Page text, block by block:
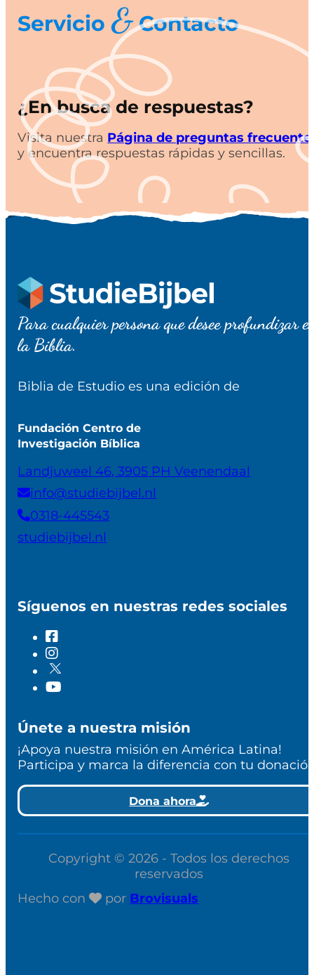
Servicio&Contacto
¿En busca de respuestas?
Visita nuestra Página de preguntas
y encuentra respuestas rápidas y sencillas.
Para cualquier persona que desee profundizar
la Biblia.
Biblia de Estudio es una edición de
Fundación Centro de
Investigación Bíblica
Landjuweel 46, 3905 PH Veenendaal
info@studiebijbel.nl
0318-445543
studiebijbel.nl
Síguenos en nuestras redes sociales
Únete a nuestra misión
¡Apoya nuestra misión en América Latina!
Participa y marca la diferencia con tu
Dona ahora
Copyright © 2026 - Todos los derechos
reservados
Hecho con
por Brovisuals